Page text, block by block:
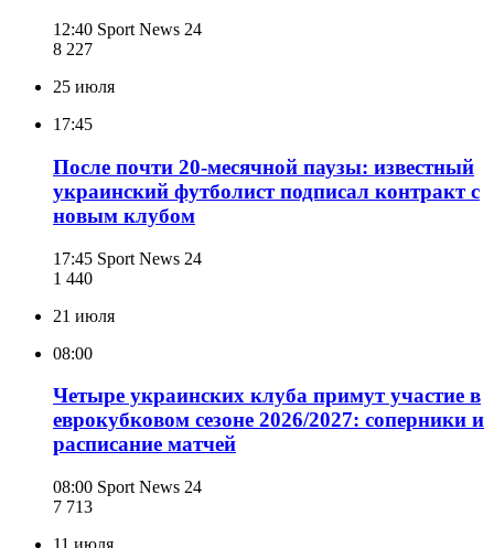
12:40 Sport News 24
8 227
25 июля
17:45
После почти 20-месячной паузы: известный
украинский футболист подписал контракт с
новым клубом
17:45 Sport News 24
1 440
21 июля
08:00
Четыре украинских клуба примут участие в
еврокубковом сезоне 2026/2027: соперники и
расписание матчей
08:00 Sport News 24
7 713